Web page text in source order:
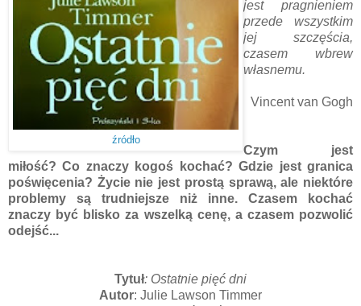
źródło
jest prag­nieniem
prze­de wszys­tkim
jej szczęścia,
czasem wbrew
własn­­emu.
Vincent van Gogh
Czym jest
miłość? Co znaczy kogoś kochać? Gdzie jest granica
poświęcenia? Życie nie jest prostą sprawą, ale niektóre
problemy są trudniejsze niż inne. Czasem kochać
znaczy być blisko za wszelką cenę, a czasem pozwolić
odejść...
Tytuł: Ostatnie pięć dni
Autor: Julie Lawson Timmer